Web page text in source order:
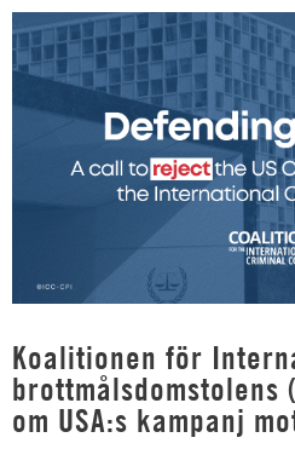
Koalitionen för
brottmålsdomstolens
om USA:s kampanj